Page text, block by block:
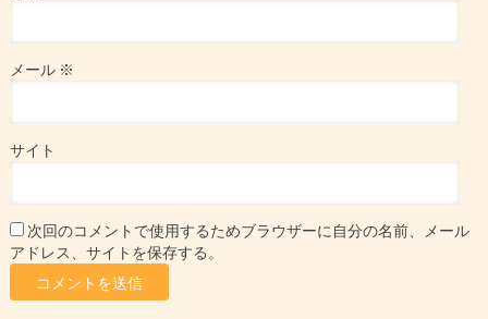
メール ※
サイト
次回のコメントで使用するためブラウザーに自分の名前、メール
アドレス、サイトを保存する。